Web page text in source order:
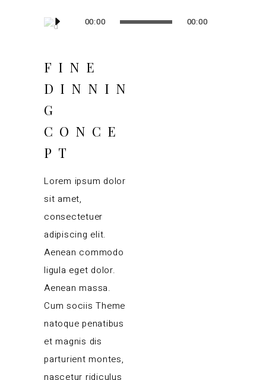
Audio
00:00 00:00
FINE
DINNIN
G
CONCE
PT
Lorem ipsum dolor
sit amet,
consectetuer
adipiscing elit.
Aenean commodo
ligula eget dolor.
Aenean massa.
Cum sociis Theme
natoque penatibus
et magnis dis
parturient montes,
nascetur ridiculus